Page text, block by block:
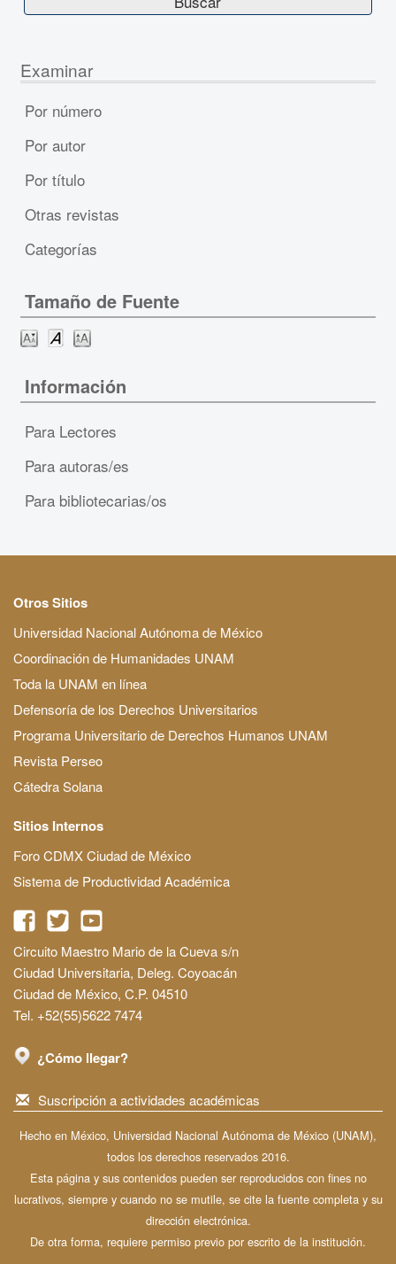
Examinar
Por número
Por autor
Por título
Otras revistas
Categorías
Tamaño de Fuente
Información
Para Lectores
Para autoras/es
Para bibliotecarias/os
Otros Sitios
Universidad Nacional Autónoma de México
Coordinación de Humanidades UNAM
Toda la UNAM en línea
Defensoría de los Derechos Universitarios
Programa Universitario de Derechos Humanos UNAM
Revista Perseo
Cátedra Solana
Sitios Internos
Foro CDMX Ciudad de México
Sistema de Productividad Académica
Circuito Maestro Mario de la Cueva s/n
Ciudad Universitaria, Deleg. Coyoacán
Ciudad de México, C.P. 04510
Tel. +52(55)5622 7474
¿Cómo llegar?
Suscripción a actividades académicas
Hecho en México, Universidad Nacional Autónoma de México (UNAM),
todos los derechos reservados 2016.
Esta página y sus contenidos pueden ser reproducidos con fines no
lucrativos, siempre y cuando no se mutile, se cite la fuente completa y su
dirección electrónica.
De otra forma, requiere permiso previo por escrito de la institución.